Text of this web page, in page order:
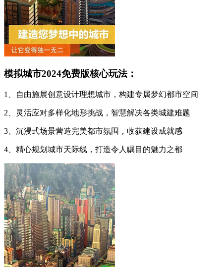
模拟城市2024免费版核心玩法：
1、自由施展创意设计理想城市，构建专属梦幻都市空间
2、灵活应对多样化地形挑战，智慧解决各类城建难题
3、沉浸式场景营造完美都市氛围，收获建设成就感
4、精心规划城市天际线，打造令人瞩目的魅力之都